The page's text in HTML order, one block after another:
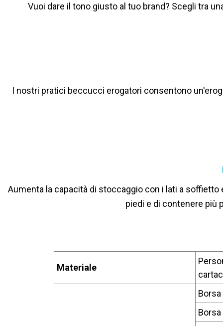
Vuoi dare il tono giusto al tuo brand? Scegli tra
I nostri pratici beccucci erogatori consentono
Aumenta la capacità di stoccaggio con i lati a
piedi e di contenere più
Materiale